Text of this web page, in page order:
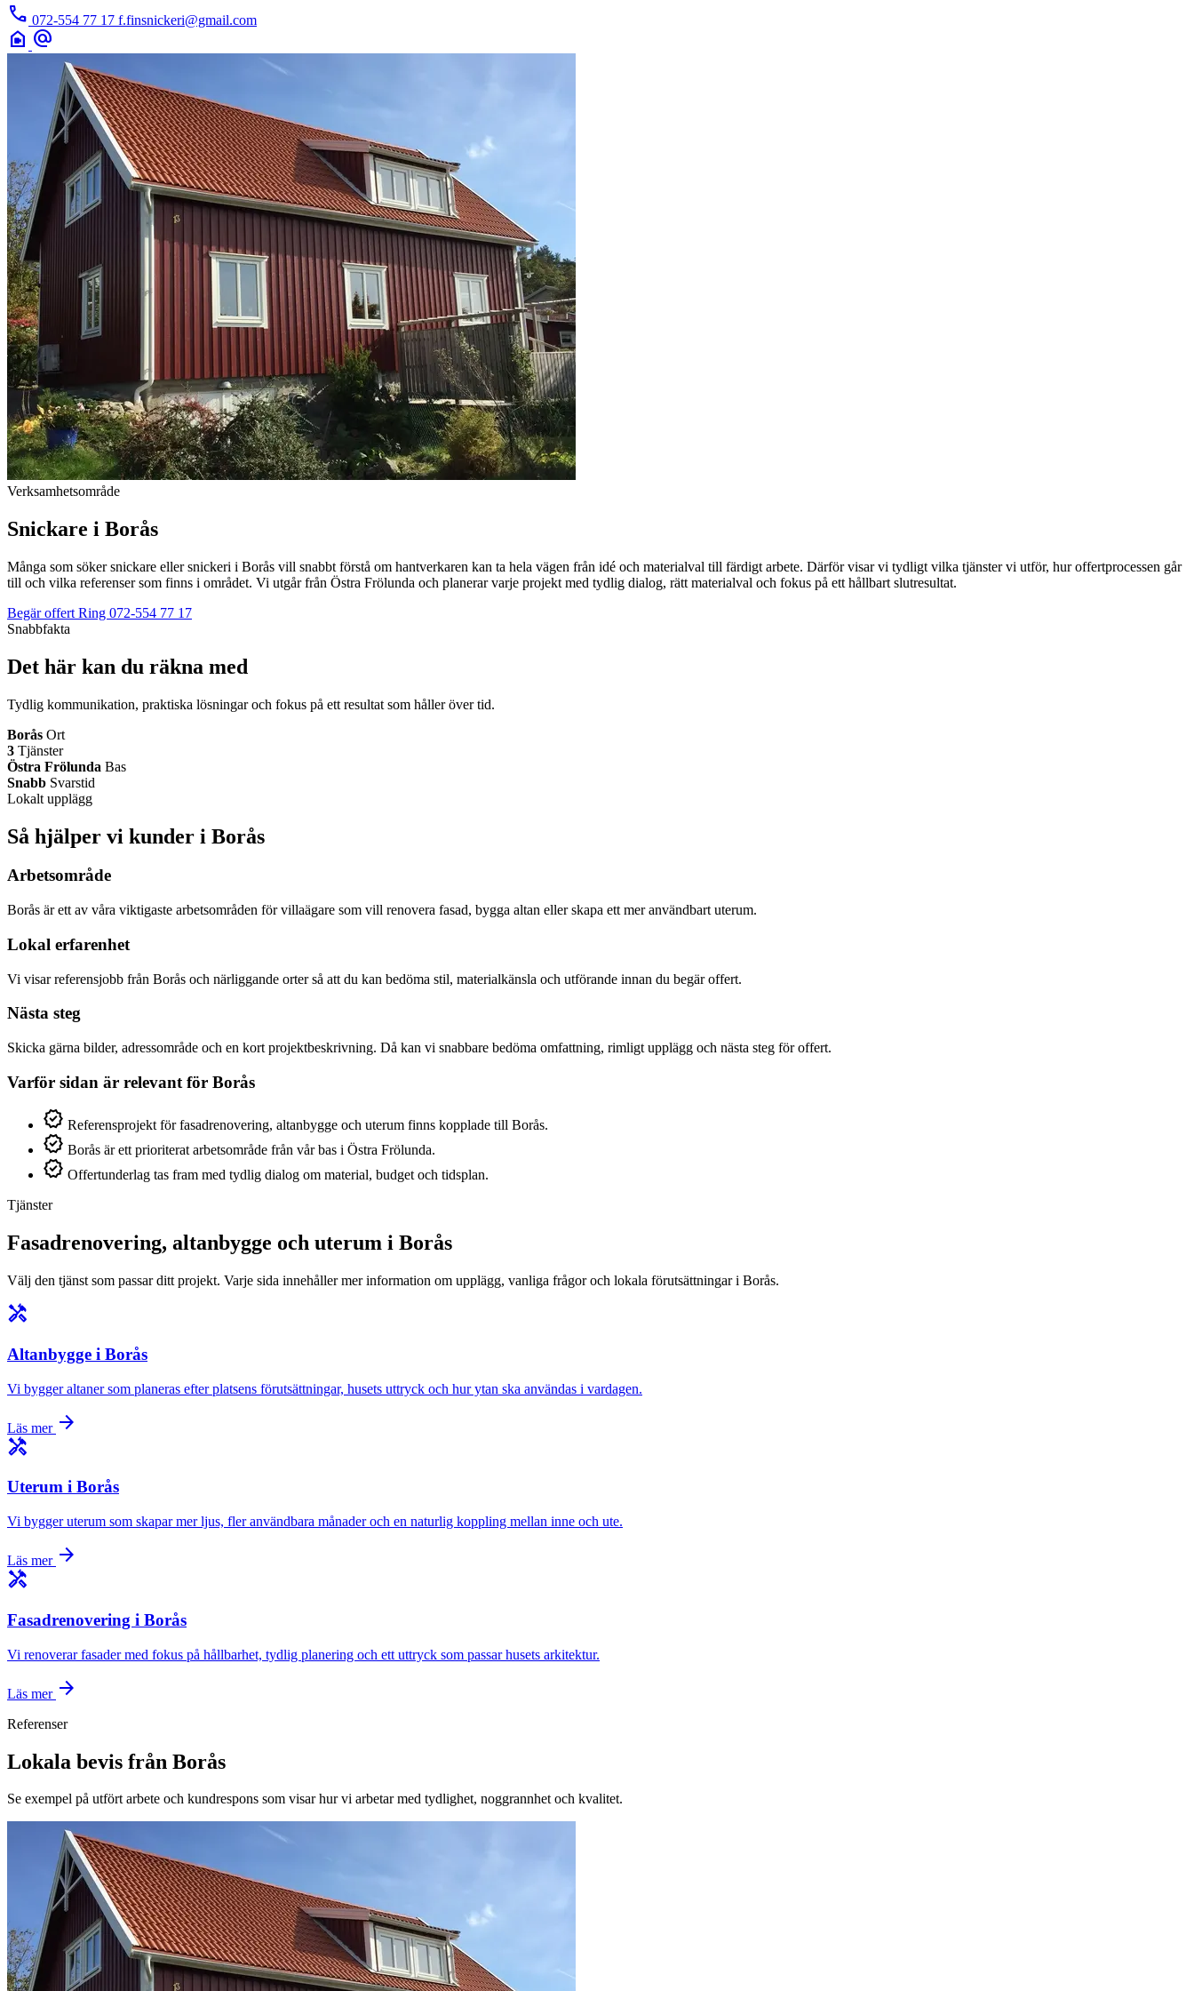
call 072-554 77 17 f.finsnickeri@gmail.com
camera_indoor alternate_email
Verksamhetsområde
Snickare i Borås
Många som söker snickare eller snickeri i Borås vill snabbt förstå om hantverkaren kan ta hela vägen från idé och materialval till färdigt arbete. Därför visar vi tydligt vilka tjänster vi utför, hur offertprocessen går
till och vilka referenser som finns i området. Vi utgår från Östra Frölunda och planerar varje projekt med tydlig dialog, rätt materialval och fokus på ett hållbart slutresultat.
Begär offert Ring 072-554 77 17
Snabbfakta
Det här kan du räkna med
Tydlig kommunikation, praktiska lösningar och fokus på ett resultat som håller över tid.
Borås Ort
3 Tjänster
Östra Frölunda Bas
Snabb Svarstid
Lokalt upplägg
Så hjälper vi kunder i Borås
Arbetsområde
Borås är ett av våra viktigaste arbetsområden för villaägare som vill renovera fasad, bygga altan eller skapa ett mer användbart uterum.
Lokal erfarenhet
Vi visar referensjobb från Borås och närliggande orter så att du kan bedöma stil, materialkänsla och utförande innan du begär offert.
Nästa steg
Skicka gärna bilder, adressområde och en kort projektbeskrivning. Då kan vi snabbare bedöma omfattning, rimligt upplägg och nästa steg för offert.
Varför sidan är relevant för Borås
verified Referensprojekt för fasadrenovering, altanbygge och uterum finns kopplade till Borås.
verified Borås är ett prioriterat arbetsområde från vår bas i Östra Frölunda.
verified Offertunderlag tas fram med tydlig dialog om material, budget och tidsplan.
Tjänster
Fasadrenovering, altanbygge och uterum i Borås
Välj den tjänst som passar ditt projekt. Varje sida innehåller mer information om upplägg, vanliga frågor och lokala förutsättningar i Borås.
handyman
Altanbygge i Borås
Vi bygger altaner som planeras efter platsens förutsättningar, husets uttryck och hur ytan ska användas i vardagen.
Läs mer arrow_forward
handyman
Uterum i Borås
Vi bygger uterum som skapar mer ljus, fler användbara månader och en naturlig koppling mellan inne och ute.
Läs mer arrow_forward
handyman
Fasadrenovering i Borås
Vi renoverar fasader med fokus på hållbarhet, tydlig planering och ett uttryck som passar husets arkitektur.
Läs mer arrow_forward
Referenser
Lokala bevis från Borås
Se exempel på utfört arbete och kundrespons som visar hur vi arbetar med tydlighet, noggrannhet och kvalitet.